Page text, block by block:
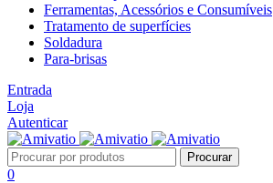
Ferramentas, Acessórios e Consumíveis
Tratamento de superfícies
Soldadura
Para-brisas
Entrada
Loja
Autenticar
0